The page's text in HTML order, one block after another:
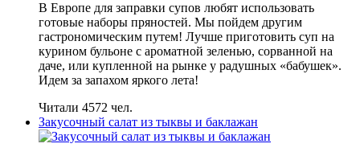
В Европе для заправки супов любят использовать
готовые наборы пряностей. Мы пойдем другим
гастрономическим путем! Лучше приготовить суп на
курином бульоне с ароматной зеленью, сорванной на
даче, или купленной на рынке у радушных «бабушек».
Идем за запахом яркого лета!
Читали 4572 чел.
Закусочный салат из тыквы и баклажан